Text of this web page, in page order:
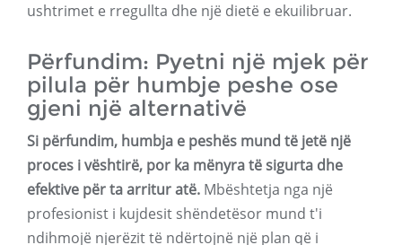
ushtrimet e rregullta dhe një dietë e ekuilibruar.
Përfundim: Pyetni një mjek për
pilula për humbje peshe ose
gjeni një alternativë
Si përfundim, humbja e peshës mund të jetë një
proces i vështirë, por ka mënyra të sigurta dhe
efektive për ta arritur atë. Mbështetja nga një
profesionist i kujdesit shëndetësor mund t'i
ndihmojë njerëzit të ndërtojnë një plan që i